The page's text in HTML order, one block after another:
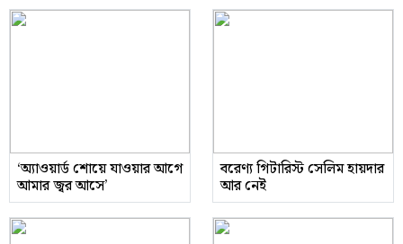
‘অ্যাওয়ার্ড শোয়ে যাওয়ার আগে
আমার জ্বর আসে’
বরেণ্য গিটারিস্ট সেলিম হায়দার
আর নেই